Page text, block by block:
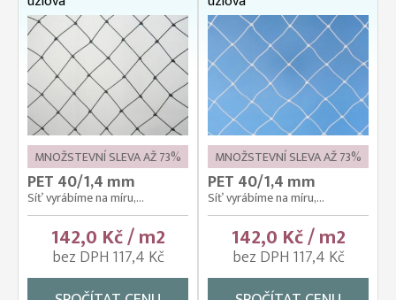
MNOŽSTEVNÍ SLEVA AŽ 73%
PET 40/1,4 mm
Síť vyrábíme na míru,...
142,0 Kč / m2
bez DPH 117,4 Kč
MNOŽSTEVNÍ SLEVA AŽ 73%
PET 40/1,4 mm
Síť vyrábíme na míru,...
142,0 Kč / m2
bez DPH 117,4 Kč